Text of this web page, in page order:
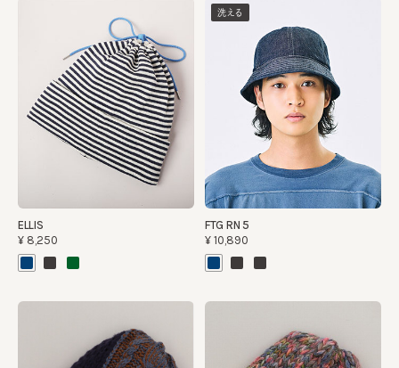
ELLIS
¥8,250
洗える
FTG RN 5
¥10,890